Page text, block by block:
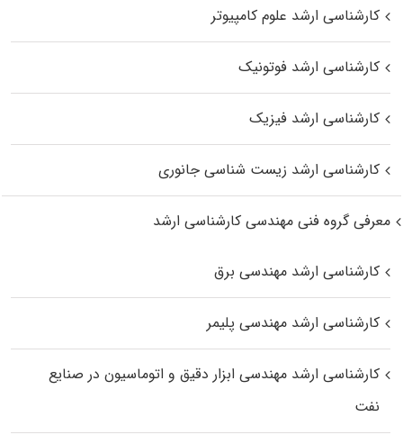
کارشناسی ارشد علوم کامپیوتر
کارشناسی ارشد فوتونیک
کارشناسی ارشد فیزیک
کارشناسی ارشد زیست‌ شناسی جانوری
معرفی گروه فنی مهندسی کارشناسی ارشد
کارشناسی ارشد مهندسی برق
کارشناسی ارشد مهندسی پلیمر
کارشناسی ارشد مهندسی ابزار دقیق و اتوماسیون در صنایع
نفت